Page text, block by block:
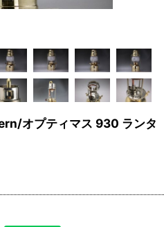
オプティマス 930 ランタ